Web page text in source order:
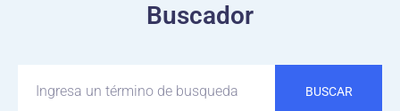
Buscador
BUSCAR